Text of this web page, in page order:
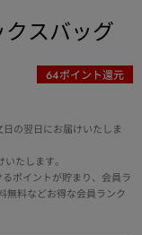
クスバッグ
64ポイント還元
の翌日にお届けいたしま
たします。
ポイントが貯まり、会員ラ
無料などお得な会員ランク